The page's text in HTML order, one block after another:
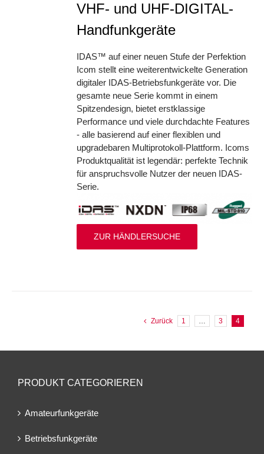
VHF- und UHF-DIGITAL-
Handfunkgeräte
IDAS™ auf einer neuen Stufe der Perfektion
Icom stellt eine weiterentwickelte Generation
digitaler IDAS-Betriebsfunkgeräte vor. Die
gesamte neue Serie kommt in einem
Spitzendesign, bietet erstklassige
Performance und viele durchdachte Features
- alle basierend auf einer flexiblen und
upgradebaren Multiprotokoll-Plattform. Icoms
Produktqualität ist legendär: perfekte Technik
für anspruchsvolle Nutzer der neuen IDAS-
Serie.
ZUR HÄNDLERSUCHE
Zurück 1 … 3 4
PRODUKT CATEGORIEREN
Amateurfunkgeräte
Betriebsfunkgeräte